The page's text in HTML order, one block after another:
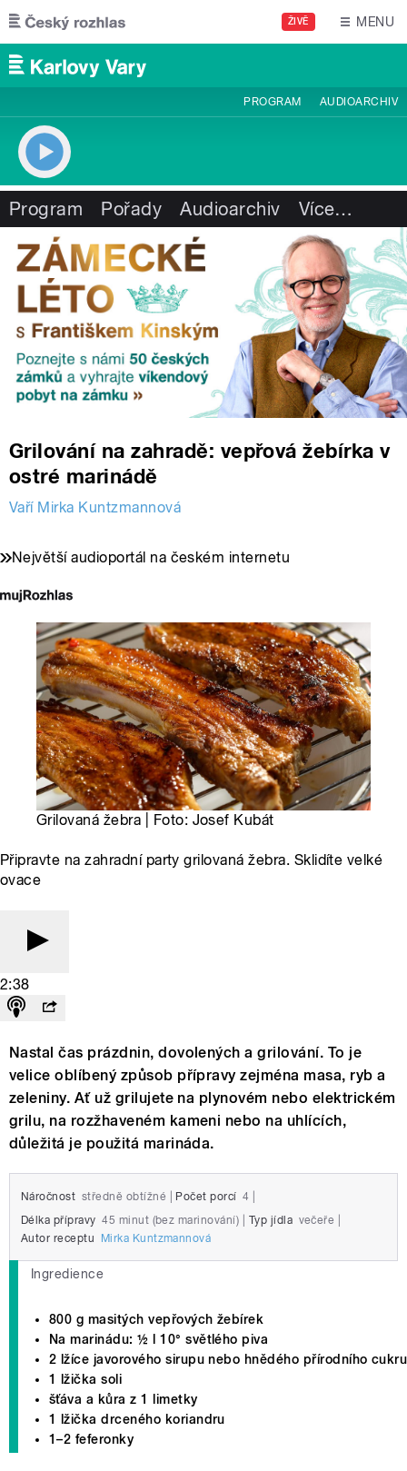
Přejít k hlavnímu obsahu
ŽIVĚ MENU
PROGRAM AUDIOARCHIV
Program Pořady Audioarchiv Více…
Grilování na zahradě: vepřová žebírka v
ostré marinádě
Vaří Mirka Kuntzmannová
Největší audioportál na českém internetu
Grilovaná žebra | Foto: Josef Kubát
Připravte na zahradní party grilovaná žebra. Sklidíte velké
ovace
2:38
Nastal čas prázdnin, dovolených a grilování. To je
velice oblíbený způsob přípravy zejména masa, ryb a
zeleniny. Ať už grilujete na plynovém nebo elektrickém
grilu, na rozžhaveném kameni nebo na uhlících,
důležitá je použitá marináda.
Náročnost středně obtížné Počet porcí 4
Délka přípravy 45 minut (bez marinování) Typ jídla večeře
Autor receptu
Mirka Kuntzmannová
Ingredience
800 g masitých vepřových žebírek
Na marinádu: ½ l 10° světlého piva
2 lžíce javorového sirupu nebo hnědého přírodního cukru
1 lžička soli
šťáva a kůra z 1 limetky
1 lžička drceného koriandru
1–2 feferonky